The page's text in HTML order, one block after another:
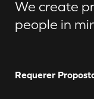
We create
people in
Requerer